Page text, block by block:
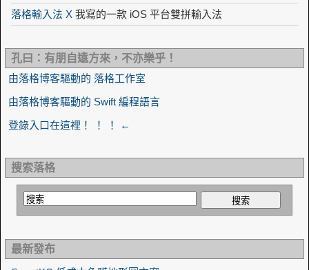
落格輸入法 X 我寫的一款 iOS 平台雙拼輸入法
孔曰：有朋自遠方來，不亦樂乎！
由落格博客驅動的 落格工作室
由落格博客驅動的 Swift 編程語言
登錄入口在這裡！ ！ ！ ←
搜索落格
最新發布